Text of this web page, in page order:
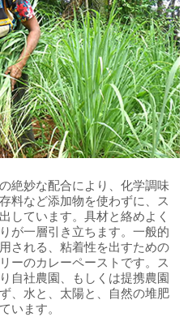
絶妙な配合により、化学調味
料など添加物を使わずに、ス
しています。具材と絡めよく
が一層引き立ちます。一般的
される、粘着性を出すための
ーのカレーペーストです。ス
自社農園、もしくは提携農園
、水と、太陽と、自然の堆肥
います。